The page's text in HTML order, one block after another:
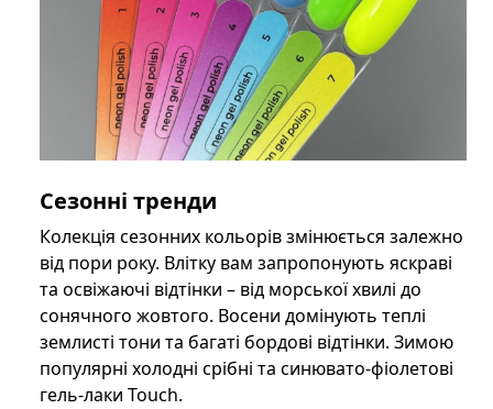
Сезонні тренди
Колекція сезонних кольорів змінюється залежно
від пори року. Влітку вам запропонують яскраві
та освіжаючі відтінки – від морської хвилі до
сонячного жовтого. Восени домінують теплі
землисті тони та багаті бордові відтінки. Зимою
популярні холодні срібні та синювато-фіолетові
гель-лаки Touch.